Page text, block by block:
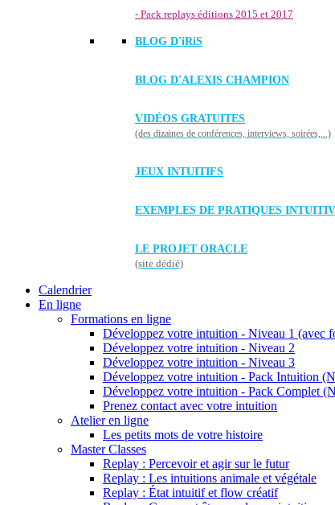
- Pack replays éditions 2015 et 2017
BLOG D'iRiS
BLOG D'ALEXIS CHAMPION
VIDÉOS GRATUITES
(des dizaines de conférences, interviews, soirées,...)
JEUX INTUITIFS
EXEMPLES DE PRATIQUES
LE PROJET ORACLE
(site dédié)
Calendrier
En ligne
Formations en ligne
Développez votre intuition - Niveau 1 (avec
Développez votre intuition - Niveau 2
Développez votre intuition - Niveau 3
Développez votre intuition - Pack Intuition
Développez votre intuition - Pack Complet
Prenez contact avec votre intuition
Atelier en ligne
Les petits mots de votre histoire
Master Classes
Replay : Percevoir et agir sur le futur
Replay : Les intuitions animale et végétale
Replay : État intuitif et flow créatif